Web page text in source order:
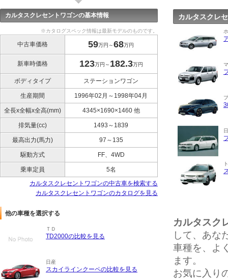
カルタスクレセントワゴンの基本情報
※カタログスペック情報は最新モデルのものです。
中古車価格 59万円～68万円
新車時価格 123万円～ 182.3万円
ボディタイプ ステーションワゴン
生産期間 1996年02月～1998年04月
全長x全幅x全高(mm) 4345×1690×1460 他
排気量(cc) 1493～1839
最高出力(馬力) 97～135
駆動方式 FF、4WD
乗車定員
5名
カルタスクレセントワゴンの中古車を検索する
カルタスクレセントワゴンのカタログを見る
他の車種を選択する
ＴＤ
TD2000の比較を見る
日産
スカイラインクーペの比較を見る
カルタスクレ
カルタスク
して、あな
車種を、よ
ます。
お気に入り